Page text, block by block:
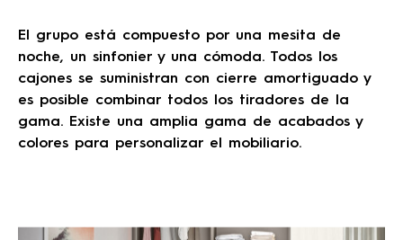
El grupo está compuesto por una mesita de
noche, un sinfonier y una cómoda. Todos los
cajones se suministran con cierre amortiguado y
es posible combinar todos los tiradores de la
gama. Existe una amplia gama de acabados y
colores para personalizar el mobiliario.